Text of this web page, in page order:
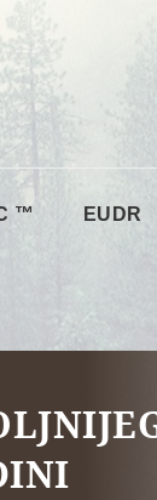
™ EUDR